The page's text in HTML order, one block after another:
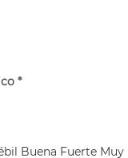
*
Buena Fuerte Muy